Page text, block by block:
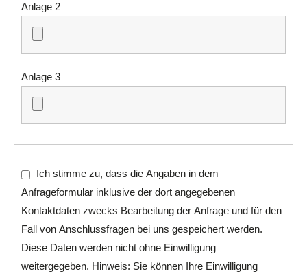
Anlage 2
Anlage 3
Ich stimme zu, dass die Angaben in dem
Anfrageformular inklusive der dort angegebenen
Kontaktdaten zwecks Bearbeitung der Anfrage und für den
Fall von Anschlussfragen bei uns gespeichert werden.
Diese Daten werden nicht ohne Einwilligung
weitergegeben. Hinweis: Sie können Ihre Einwilligung